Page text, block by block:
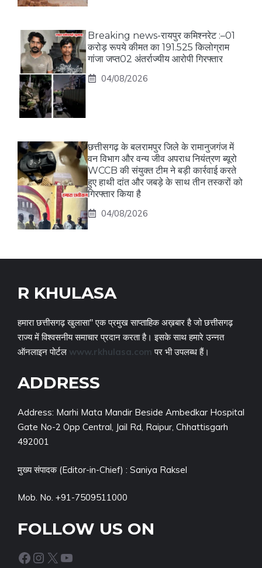
Breaking news-रायपुर कमिश्नरेट :–01
करोड़ रूपये कीमत का 191.525 किलोग्राम
गांजा जप्त02 अंतर्राज्यीय आरोपी गिरफ्तार
04/08/2026
छत्तीसगढ़ के बलरामपुर जिले के रामानुजगंज में
वन विभाग और वन्य जीव अपराध नियंत्रण ब्यूरो
WCCB की संयुक्त टीम ने बड़ी कार्रवाई करते
हुए हाथी दांत और जबड़े के साथ तीन तस्करों को
गिरफ्तार किया है
04/08/2026
R KHULASA
हमारा छत्तीसगढ़ खुलासा" एक प्रमुख साप्ताहिक अख़बार है जो छत्तीसगढ़
राज्य में विश्वसनीय समाचार प्रदान करता है। इसके साथ हमारे उन्नत
ऑनलाइन पोर्टल www.rkhulasa.com पर भी उपलब्ध हैं।
ADDRESS
Address: Marhi Mata Mandir Beside Ambedkar Hospital
Gate No-2 Opp Central, Jail Rd, Raipur, Chhattisgarh
492001
मुख्य संपादक (Editor-in-Chief) : Saniya Raksel
Mob. No. +91-7509511000
FOLLOW US ON
Facebook Instagram X YouTube